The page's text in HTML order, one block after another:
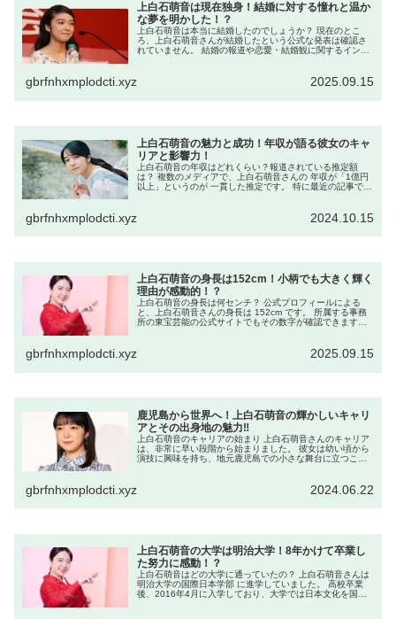
上白石萌音は現在独身！結婚に対する憧れと温か
な夢を明かした！？
上白石萌音は本当に結婚したのでしょうか？ 現在のとこ
ろ、上白石萌音さんが結婚したという公式な発表は確認さ
れていません。 結婚の報道や恋愛・結婚観に関するインタ
gbrfnhxmplodcti.xyz 2025.09.15
上白石萌音の魅力と成功！年収が語る彼女のキャ
リアと影響力！
上白石萌音の年収はどれくらい？報道されている推定額
は？ 複数のメディアで、上白石萌音さんの 年収が「1億円
以上」というのが 一貫した推定です。 特に最近の記事では
gbrfnhxmplodcti.xyz 2024.10.15
上白石萌音の身長は152cm！小柄でも大きく輝く
理由が感動的！？
上白石萌音の身長は何センチ？ 公式プロフィールによる
と、上白石萌音さんの身長は 152cm です。 所属する事務
所の東宝芸能の公式サイトでもその数字が確認できます。
gbrfnhxmplodcti.xyz 2025.09.15
鹿児島から世界へ！上白石萌音の輝かしいキャリ
アとその出身地の魅力‼
上白石萌音のキャリアの始まり 上白石萌音さんのキャリア
は、非常に早い段階から始まりました。 彼女は幼い頃から
演技に興味を持ち、地元鹿児島での小さな舞台に立つこと
gbrfnhxmplodcti.xyz 2024.06.22
上白石萌音の大学は明治大学！8年かけて卒業し
た努力に感動！？
上白石萌音はどの大学に通っていたの？ 上白石萌音さんは
明治大学の国際日本学部 に進学していました。 高校卒業
後、2016年4月に入学しており、大学では日本文化を国際